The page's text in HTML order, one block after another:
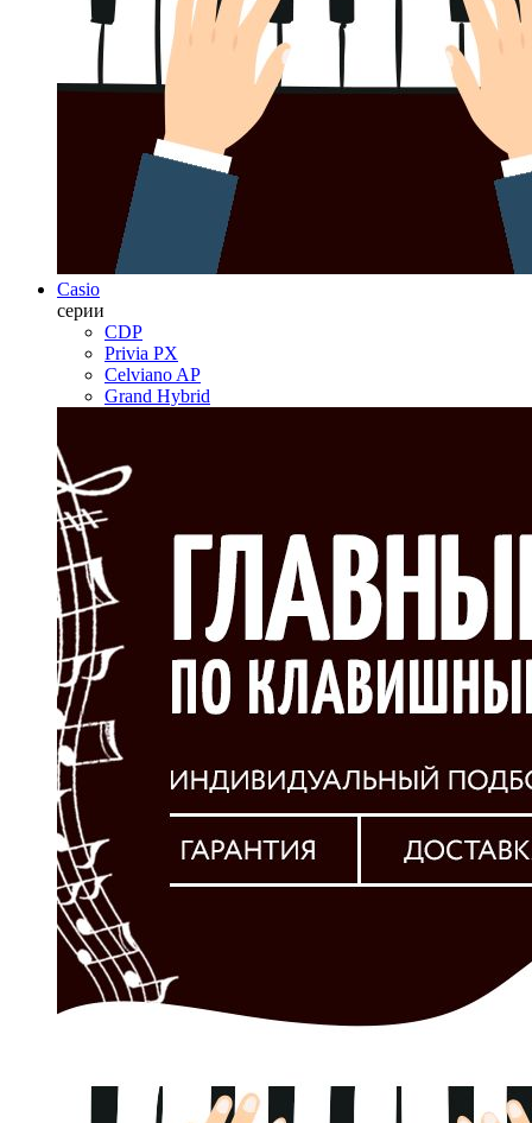
Casio
серии
CDP
Privia PX
Celviano AP
Grand Hybrid